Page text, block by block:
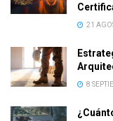
21
8